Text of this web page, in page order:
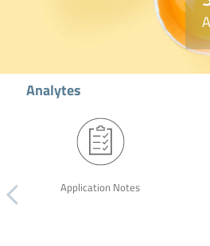
Analytes
Application Notes